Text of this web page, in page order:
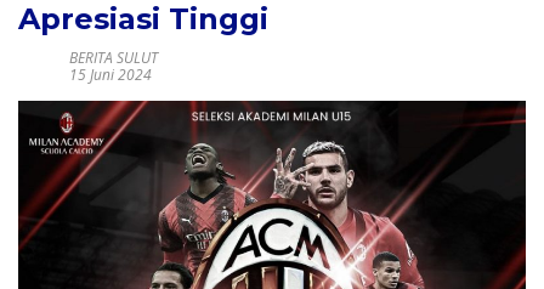
Apresiasi Tinggi
BERITA SULUT
15 Juni 2024